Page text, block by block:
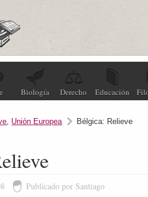
Biología Derecho Educación
, Unión Europea Bélgica: Relieve
Publicado por Santiago